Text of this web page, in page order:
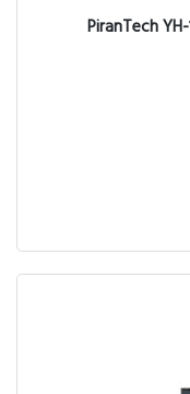
PiranTech